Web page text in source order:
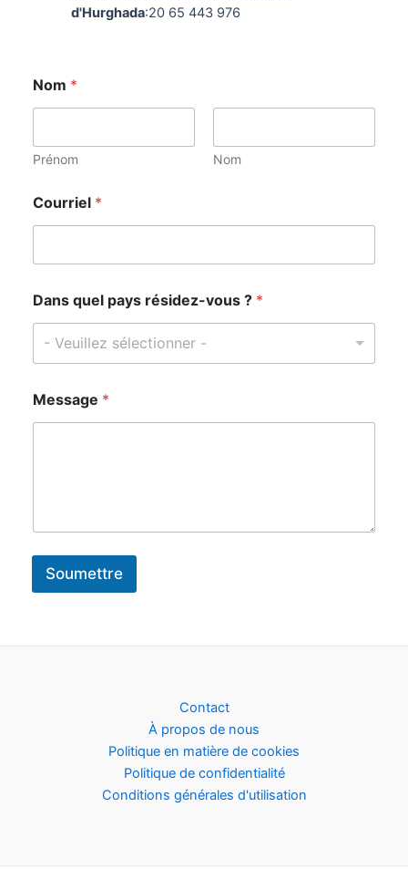
d'Hurghada:20 65 443 976
Nom *
Prénom Nom
Courriel *
*
*
Dans quel pays résidez-vous ? *
- Veuillez sélectionner -
Message *
Soumettre
Contact
À propos de nous
Politique en matière de cookies
Politique de confidentialité
Conditions générales d'utilisation